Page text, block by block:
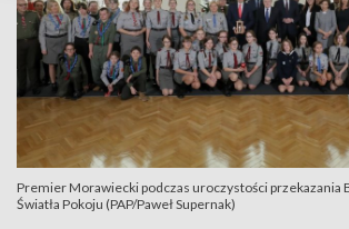
Premier Morawiecki podczas uroczystości przekazania
Światła Pokoju (PAP/Paweł Supernak)